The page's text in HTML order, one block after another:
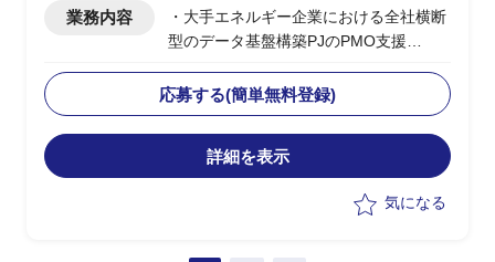
業務内容
・大手エネルギー企業における全社横断
型のデータ基盤構築PJのPMO支援
必要ドキュメントの作成、関係部署との
調整等
応募する(簡単無料登録)
詳細を表示
気になる